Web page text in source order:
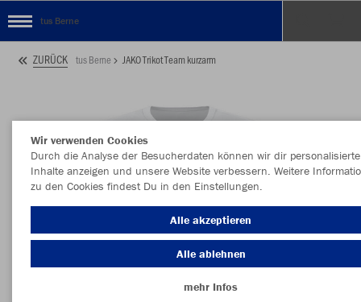
tus Berne
ZURÜCK tus Berne JAKO Trikot Team kurzarm
Wir verwenden Cookies
Durch die Analyse der Besucherdaten können wir dir personalisierte
Inhalte anzeigen und unsere Website verbessern. Weitere
zu den Cookies findest Du in den Einstellungen.
Alle akzeptieren
Alle ablehnen
mehr Infos